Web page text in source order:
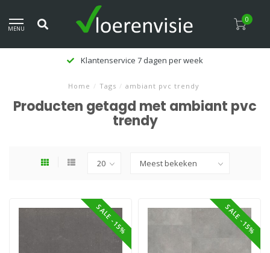
MENU
0
Klantenservice 7 dagen per week
Home / Tags / ambiant pvc trendy
Producten getagd met ambiant pvc
trendy
SALE -15% SALE -15%